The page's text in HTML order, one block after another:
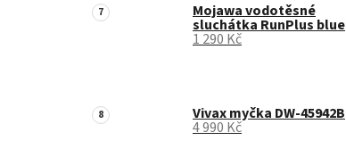
Mojawa vodotěsné
sluchátka RunPlus blue
1 290 Kč
Vivax myčka DW-45942B
4 990 Kč